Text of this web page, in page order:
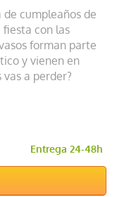
cumpleaños de
con las
forman parte
y vienen en
a perder?
Entrega 24-48h